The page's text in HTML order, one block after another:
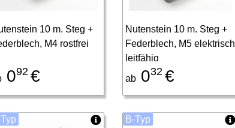
10 m. Steg +
M4 rostfrei
092 €
Nutenstein 10 m. Steg +
Federblech, M5 elektrisch
leitfähig
ab032 €
B-Typ